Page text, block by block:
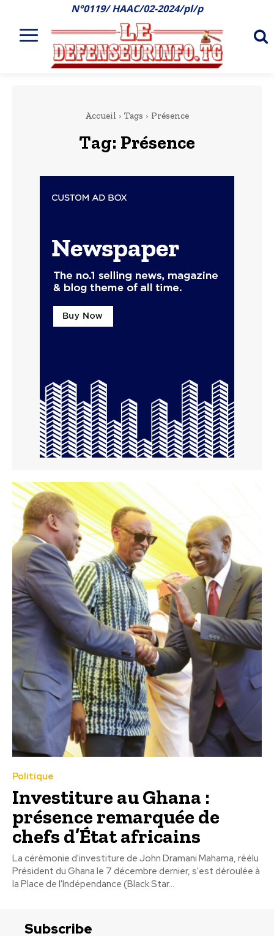
N°0119/ HAAC/02-2024/pl/p
Accueil Tags Présence
Tag: Présence
Politique
Investiture au Ghana :
présence remarquée de
chefs d’État africains
La cérémonie d'investiture de John Dramani Mahama, réélu
Président du Ghana le 7 décembre dernier, s'est déroulée à
la Place de l'Indépendance (Black Star...
Subscribe